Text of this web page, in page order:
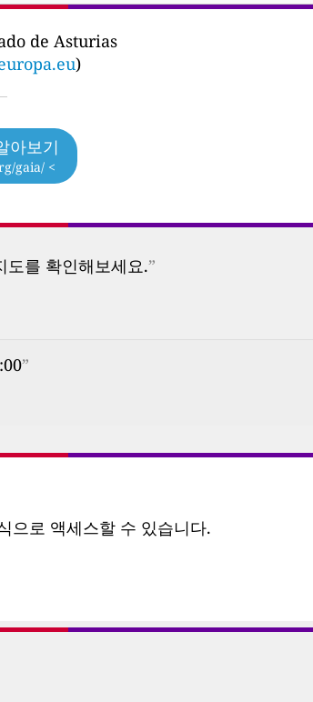
de Asturias
)
아보기
gaia/ <
도를 확인해보세요.”
”
으로 액세스할 수 있습니다.